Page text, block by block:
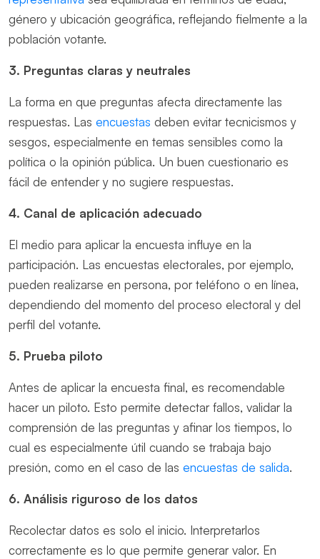
género y ubicación geográfica, reflejando fielmente a la
población votante.
3. Preguntas claras y neutrales
La forma en que preguntas afecta directamente las
respuestas. Las encuestas deben evitar tecnicismos y
sesgos, especialmente en temas sensibles como la
política o la opinión pública. Un buen cuestionario es
fácil de entender y no sugiere respuestas.
4. Canal de aplicación adecuado
El medio para aplicar la encuesta influye en la
participación. Las encuestas electorales, por ejemplo,
pueden realizarse en persona, por teléfono o en línea,
dependiendo del momento del proceso electoral y del
perfil del votante.
5. Prueba piloto
Antes de aplicar la encuesta final, es recomendable
hacer un piloto. Esto permite detectar fallos, validar la
comprensión de las preguntas y afinar los tiempos, lo
cual es especialmente útil cuando se trabaja bajo
presión, como en el caso de las encuestas de salida.
6. Análisis riguroso de los datos
Recolectar datos es solo el inicio. Interpretarlos
correctamente es lo que permite generar valor. En